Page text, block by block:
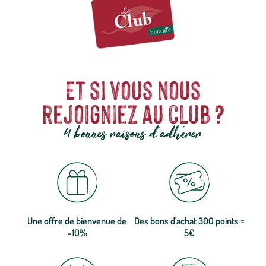
Et si vous nous
rejoigniez au club ?
4 bonnes raisons d'adhérer
Une offre de bienvenue de
-10%
Des bons d'achat 300 points =
5€